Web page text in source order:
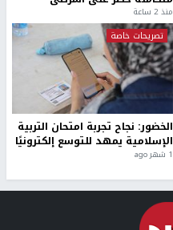
منذ 2 ساعة
تصريحات خاصة
الخضور: نجاح تجربة امتحان التربية
الإسلامية يمهد للتوسع إلكترونيًا
1 شهر ago